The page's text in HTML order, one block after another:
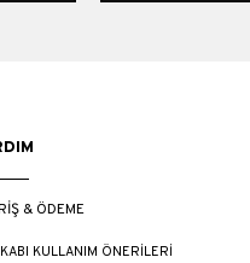
& ÖDEME
KULLANIM ÖNERİLERİ